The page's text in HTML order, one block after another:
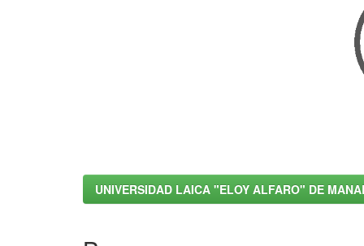
UNIVERSIDAD LAICA "ELOY ALFARO" DE